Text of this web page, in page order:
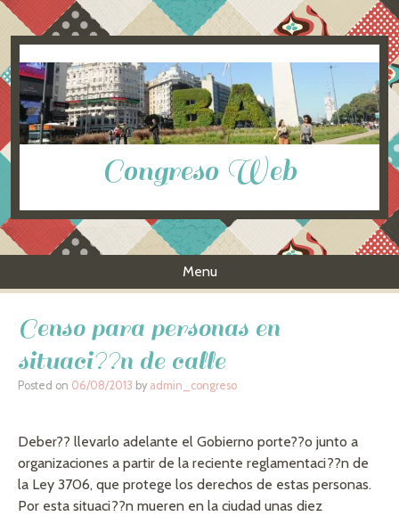
Congreso Web
Menu
Censo para personas en
situaci??n de calle
Posted on 06/08/2013 by admin_congreso
Deber?? llevarlo adelante el Gobierno porte??o junto a
organizaciones a partir de la reciente reglamentaci??n de
la Ley 3706, que protege los derechos de estas personas.
Por esta situaci??n mueren en la ciudad unas diez